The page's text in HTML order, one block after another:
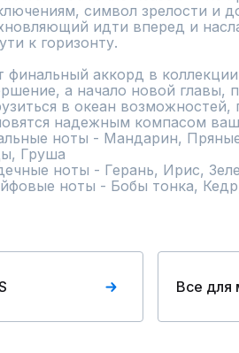
символ зрелости и
идти вперед и
к горизонту.
финальный аккорд в
а начало новой главы,
в океан возможностей,
надежным компасом
ноты - Мандарин,
Груша
ноты - Герань, Ирис,
ноты - Бобы тонка,
Все для